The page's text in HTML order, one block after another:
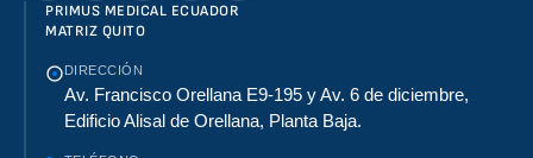
PRIMUS MEDICAL ECUADOR
MATRIZ QUITO
DIRECCIÓN
Av. Francisco Orellana E9-195 y Av. 6 de diciembre,
Edificio Alisal de Orellana, Planta Baja.